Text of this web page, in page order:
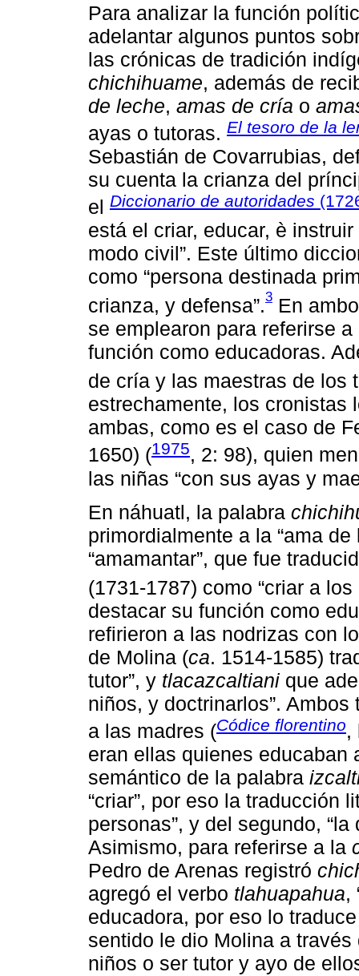
Para analizar la función
adelantar algunos puntos
las crónicas de tradición
chichihuame, además de
de leche, amas de cría o
ayas o tutoras. El tesoro de la
Sebastián de Covarrubias,
su cuenta la crianza del
el Diccionario de autoridades
está el criar, educar, è
modo civil”. Este último
como “persona destinada
crianza, y defensa”.3 En
se emplearon para referirse
función como educadoras.
de cría y las maestras de los
estrechamente, los cronistas
ambas, como es el caso de
1650) (1975, 2: 98), quien
las niñas “con sus ayas y
En náhuatl, la palabra
primordialmente a la “ama
“amamantar”, que fue
(1731-1787) como “criar a
destacar su función como
refirieron a las nodrizas con
de Molina (ca. 1514-1585)
tutor”, y tlacazcaltiani que
niños, y doctrinarlos”.
a las madres (Códice florentino,
eran ellas quienes educaban
semántico de la palabra
“criar”, por eso la traducción
personas”, y del segundo,
Asimismo, para referirse a la
Pedro de Arenas registró
agregó el verbo tlahuapahua,
educadora, por eso lo
sentido le dio Molina a
niños o ser tutor y ayo de